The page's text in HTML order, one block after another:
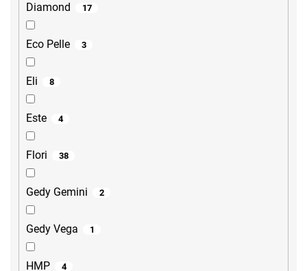
Diamond 17
Eco Pelle 3
Eli 8
Este 4
Flori 38
Gedy Gemini 2
Gedy Vega 1
HMP 4